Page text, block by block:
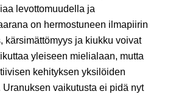
levottomuudella ja
on hermostuneen ilmapiirin
kärsimättömyys ja kiukku voivat
yleiseen mielialaan, mutta
kehityksen yksilöiden
vaikutusta ei pidä nyt